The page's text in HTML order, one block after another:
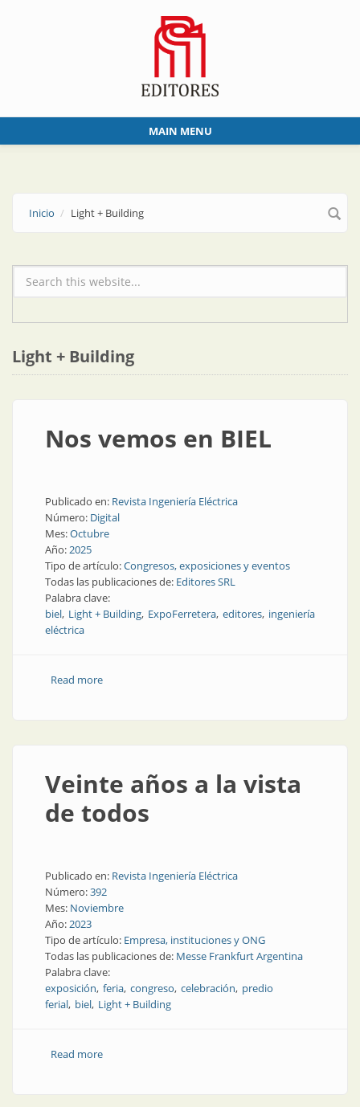
MAIN MENU
Inicio Light + Building
Formulario de búsqueda
Light + Building
Nos vemos en BIEL
Publicado en: Revista Ingeniería Eléctrica
Número: Digital
Mes:Octubre
Año:2025
Tipo de artículo:Congresos, exposiciones y eventos
Todas las publicaciones de: Editores SRL
Palabra clave:
biel Light + Building ExpoFerretera editores ingeniería
eléctrica
Read moreabout Nos vemos en BIEL
Veinte años a la vista
de todos
Publicado en: Revista Ingeniería Eléctrica
Número:392
Mes: Noviembre
Año:2023
Tipo de artículo: Empresa, instituciones y ONG
Todas las publicaciones de: Messe Frankfurt Argentina
Palabra clave:
exposición feria congreso celebración predio
ferial biel Light + Building
Read moreabout Veinte años a la vista de todos